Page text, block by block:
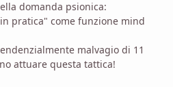
domanda psionica:
pratica" come funzione mind
malvagio di 11
attuare questa tattica!